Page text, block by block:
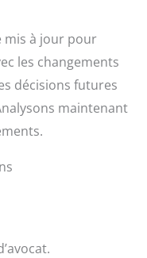
mis à jour pour
les changements
décisions futures
maintenant